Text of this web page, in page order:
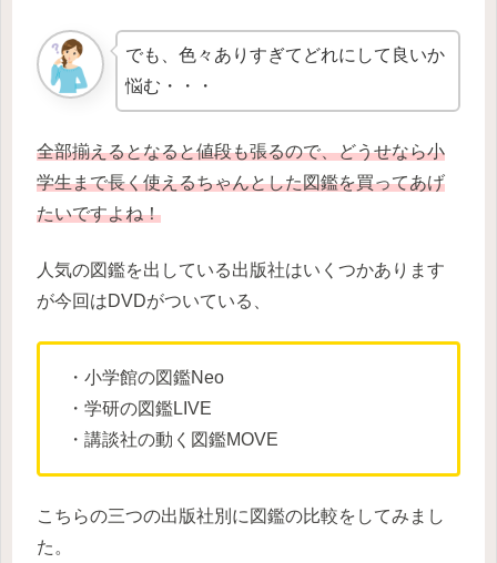
でも、色々ありすぎてどれにして良いか
悩む・・・
全部揃えるとなると値段も張るので、どうせなら小
学生まで長く使えるちゃんとした図鑑を買ってあげ
たいですよね！
人気の図鑑を出している出版社はいくつかあります
が今回はDVDがついている、
・小学館の図鑑Neo
・学研の図鑑LIVE
・講談社の動く図鑑MOVE
こちらの三つの出版社別に図鑑の比較をしてみまし
た。